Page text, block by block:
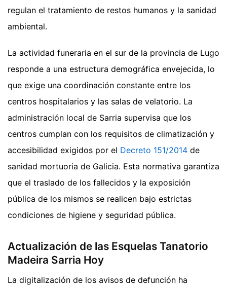
regulan el tratamiento de restos humanos y la sanidad
ambiental.
La actividad funeraria en el sur de la provincia de Lugo
responde a una estructura demográfica envejecida, lo
que exige una coordinación constante entre los
centros hospitalarios y las salas de velatorio. La
administración local de Sarria supervisa que los
centros cumplan con los requisitos de climatización y
accesibilidad exigidos por el Decreto 151/2014 de
sanidad mortuoria de Galicia. Esta normativa garantiza
que el traslado de los fallecidos y la exposición
pública de los mismos se realicen bajo estrictas
condiciones de higiene y seguridad pública.
Actualización de las Esquelas Tanatorio
Madeira Sarria Hoy
La digitalización de los avisos de defunción ha